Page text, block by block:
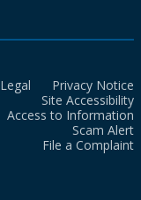
Legal
Privacy Notice
Site Accessibility
Access to Information
Scam Alert
File a Complaint